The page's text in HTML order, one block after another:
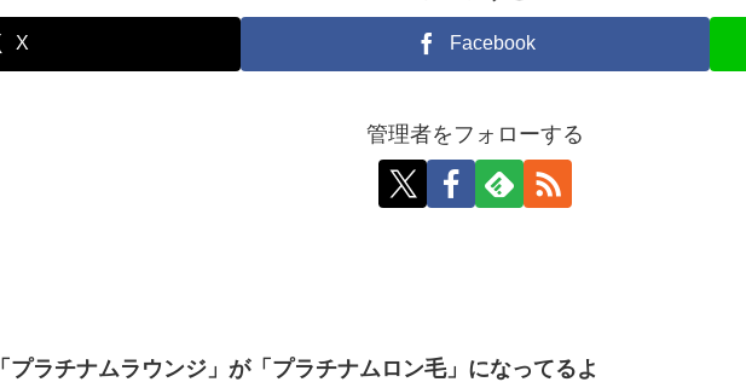
X Facebook
管理者をフォローする
「プラチナムラウンジ」が「プラチナムロン毛」になってるよ